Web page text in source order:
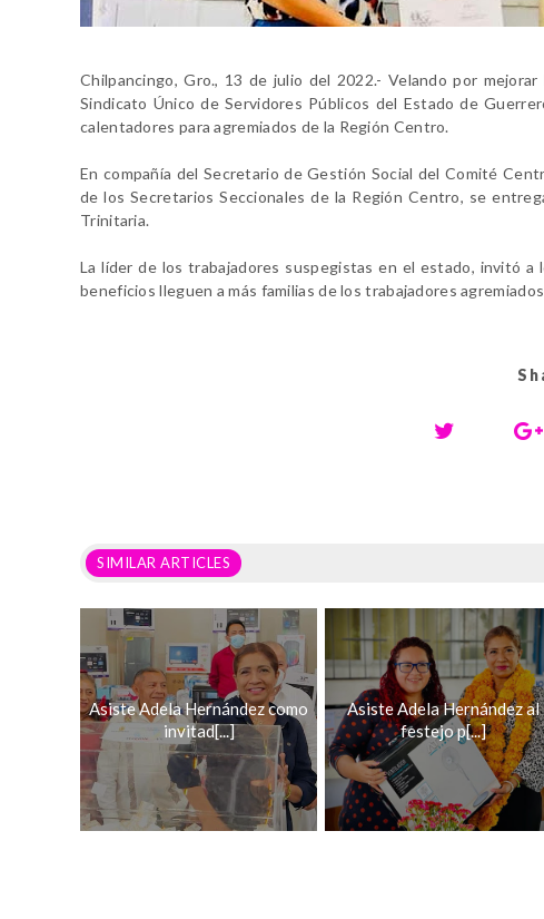
Chilpancingo, Gro., 13 de julio del 2022.- Velando por
Sindicato Único de Servidores Públicos del Estado de
calentadores para agremiados de la Región Centro.
En compañía del Secretario de Gestión Social del Comité
de los Secretarios Seccionales de la Región Centro, se
Trinitaria.
La líder de los trabajadores suspegistas en el estado, invitó
beneficios lleguen a más familias de los trabajadores
SIMILAR ARTICLES
Asiste Adela Hernández como
invitad[...]
Asiste Adela Hernández al
festejo p[...]